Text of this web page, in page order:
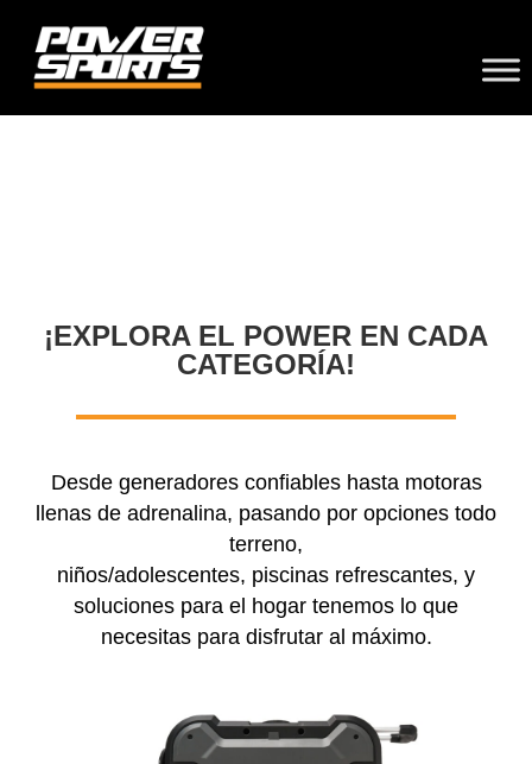
¡EXPLORA EL POWER EN CADA
CATEGORÍA!
Desde generadores confiables hasta motoras
llenas de adrenalina, pasando por opciones todo
terreno,
niños/adolescentes, piscinas refrescantes, y
soluciones para el hogar tenemos lo que
necesitas para disfrutar al máximo.